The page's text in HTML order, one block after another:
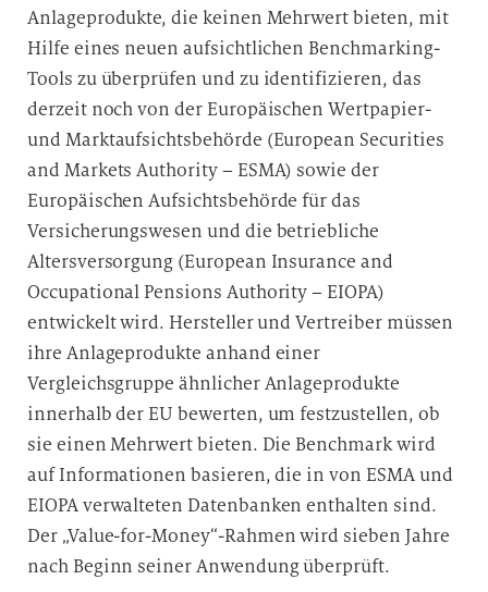
Anlageprodukte, die keinen Mehrwert bieten, mit
Hilfe eines neuen aufsichtlichen Benchmarking-
Tools zu überprüfen und zu identifizieren, das
derzeit noch von der Europäischen Wertpapier-
und Marktaufsichtsbehörde (European Securities
and Markets Authority – ESMA) sowie der
Europäischen Aufsichtsbehörde für das
Versicherungswesen und die betriebliche
Altersversorgung (European Insurance and
Occupational Pensions Authority – EIOPA)
entwickelt wird. Hersteller und Vertreiber müssen
ihre Anlageprodukte anhand einer
Vergleichsgruppe ähnlicher Anlageprodukte
innerhalb der EU bewerten, um festzustellen, ob
sie einen Mehrwert bieten. Die Benchmark wird
auf Informationen basieren, die in von ESMA und
EIOPA verwalteten Datenbanken enthalten sind.
Der „Value-for-Money“-Rahmen wird sieben Jahre
nach Beginn seiner Anwendung überprüft.